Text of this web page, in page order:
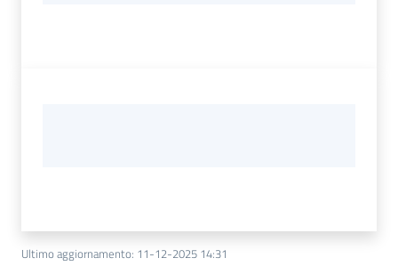
Ultimo aggiornamento: 11-12-2025 14:31